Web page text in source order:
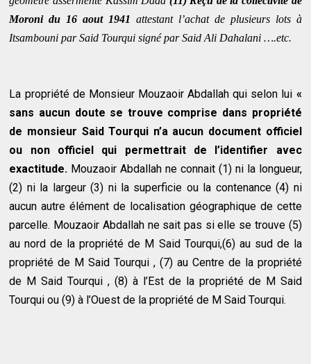
Moroni du 16 aout 1941 attestant l’achat de plusieurs lots à
Itsambouni par Said Tourqui signé par Said Ali Dahalani ….etc.
La propriété de Monsieur Mouzaoir Abdallah qui selon lui «
sans aucun doute se trouve comprise dans propriété
de monsieur Said Tourqui n’a aucun document officiel
ou non officiel qui permettrait de l’identifier avec
exactitude. Mouzaoir Abdallah ne connait (1) ni la longueur,
(2) ni la largeur (3) ni la superficie ou la contenance (4) ni
aucun autre élément de localisation géographique de cette
parcelle. Mouzaoir Abdallah ne sait pas si elle se trouve (5)
au nord de la propriété de M Said Tourqui,(6) au sud de la
propriété de M Said Tourqui , (7) au Centre de la propriété
de M Said Tourqui , (8) à l’Est de la propriété de M Said
Tourqui ou (9) à l’Ouest de la propriété de M Said Tourqui.